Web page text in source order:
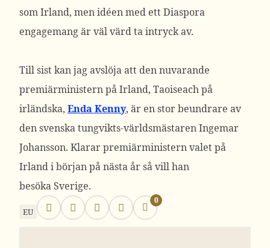
som Irland, men idéen med ett Diaspora
engagemang är väl värd ta intryck av.
Till sist kan jag avslöja att den nuvarande
premiärministern på Irland, Taoiseach på
irländska, Enda Kenny, är en stor beundrare av
den svenska tungvikts-världsmästaren Ingemar
Johansson. Klarar premiärministern valet på
Irland i början på nästa år så vill han
besöka Sverige.
EU
0